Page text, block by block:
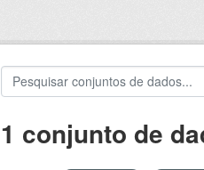
1 conjunto de